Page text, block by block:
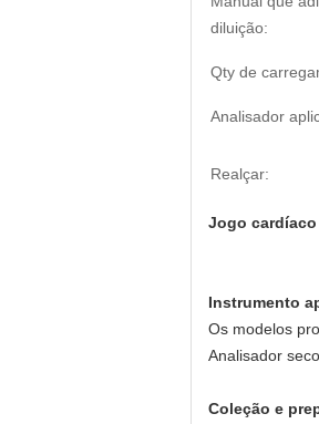
diluição:
Qty de
Analisador
Realçar:
Jogo cardíaco
Instrumento
Os modelos
Analisador
Coleção e